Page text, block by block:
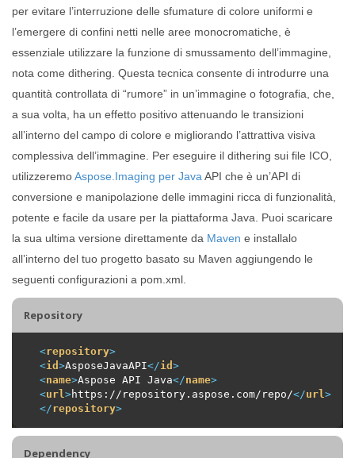
per evitare l’interruzione delle sfumature di colore uniformi e
l’emergere di confini netti nelle aree monocromatiche, è
essenziale utilizzare la funzione di smussamento dell’immagine,
nota come dithering. Questa tecnica consente di introdurre una
quantità controllata di “rumore” in un’immagine o fotografia, che,
a sua volta, ha un effetto positivo attenuando le transizioni
all’interno del campo di colore e migliorando l’attrattiva visiva
complessiva dell’immagine. Per eseguire il dithering sui file ICO,
utilizzeremoAspose.Imaging per Java API che è un’API di
conversione e manipolazione delle immagini ricca di funzionalità,
potente e facile da usare per la piattaforma Java. Puoi scaricare
la sua ultima versione direttamente da Maven e installalo
all’interno del tuo progetto basato su Maven aggiungendo le
seguenti configurazioni a pom.xml.
Repository
<repository>
<id >AsposeJavaAPI</id >
<name>Aspose API Java</name>
<url >https://repository.aspose.com/repo/</url >
</repository>
Dependency